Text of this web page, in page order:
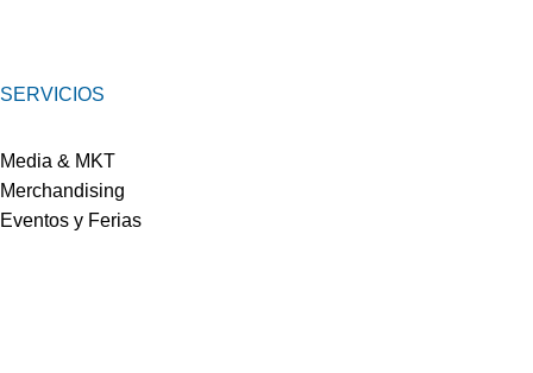
SERVICIOS
Media & MKT
Merchandising
Eventos y Ferias